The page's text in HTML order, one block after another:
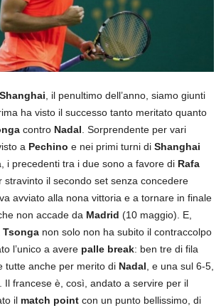
Shanghai , il penultimo dell’anno, siamo giunti
ha visto il successo tanto meritato quanto
contro Nadal . Sorprendente per vari
a Pechino e nei primi turni di Shanghai
i precedenti tra i due sono a favore di Rafa
stravinto il secondo set senza concedere
avviato alla nona vittoria e a tornare in finale
non accade da Madrid (10 maggio). E,
Tsonga non solo non ha subito il contraccolpo
l’unico a avere palle break: ben tre di fila
tutte anche per merito di Nadal , e una sul 6-5,
Il francese è, così, andato a servire per il
il match point con un punto bellissimo, di